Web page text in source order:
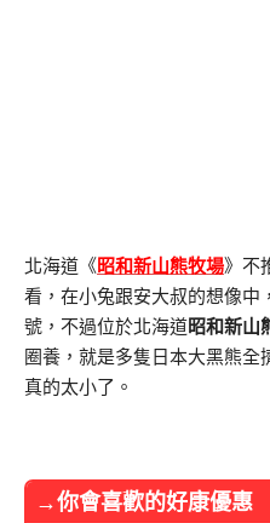
北海道《昭和新山熊牧場》不
看，在小兔跟安大叔的想像中
號，不過位於北海道昭和新山
圈養，就是多隻日本大黑熊
真的太小了。
→你會喜歡的好康優惠